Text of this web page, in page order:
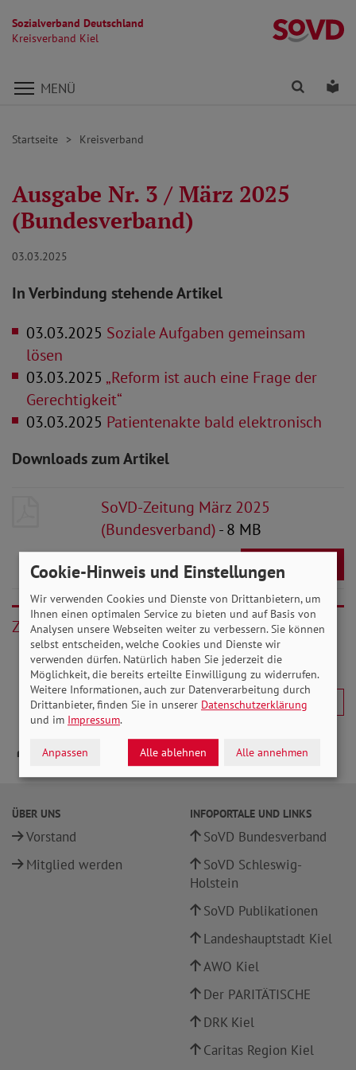
Sozialverband Deutschland
Kreisverband Kiel
Direkt zu den Inhalten springen
MENÜ Finden
Startseite Kreisverband
Ausgabe Nr. 3 / März 2025
(Bundesverband)
03.03.2025
In Verbindung stehende Artikel
03.03.2025 Soziale Aufgaben gemeinsam
lösen
03.03.2025 „Reform ist auch eine Frage der
Gerechtigkeit“
03.03.2025 Patientenakte bald elektronisch
Downloads zum Artikel
SoVD-Zeitung März 2025
(Bundesverband)- 8 MB
Zurück
ÜBER UNS
Vorstand
Mitglied werden
INFOPORTALE UND LINKS
SoVD Bundesverband
SoVD Schleswig-
Holstein
SoVD Publikationen
Landeshauptstadt Kiel
AWO Kiel
Der PARITÄTISCHE
DRK Kiel
Caritas Region Kiel
Cookie-Hinweis und Einstellungen
Wir verwenden Cookies und Dienste von Drittanbietern, um
Ihnen einen optimalen Service zu bieten und auf Basis von
Analysen unsere Webseiten weiter zu verbessern. Sie können
selbst entscheiden, welche Cookies und Dienste wir
verwenden dürfen. Natürlich haben Sie jederzeit die
Möglichkeit, die bereits erteilte Einwilligung zu widerrufen.
Weitere Informationen, auch zur Datenverarbeitung durch
Drittanbieter, finden Sie in unserer Datenschutzerklärung
und im Impressum.
Anpassen Alle ablehnen Alle annehmen